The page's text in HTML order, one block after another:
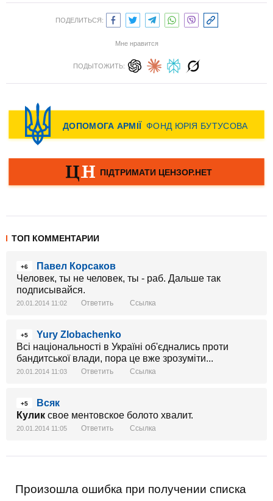
ПОДЕЛИТЬСЯ:
Мне нравится
ПОДЫТОЖИТЬ:
ТОП КОММЕНТАРИИ
+6
Павел Корсаков
Человек, ты не человек, ты - раб. Дальше так
подписывайся.
20.01.2014 11:02 Ответить Ссылка
+5
Yury Zlobachenko
Всі національності в Україні об'єднались проти
бандитської влади, пора це вже зрозуміти...
20.01.2014 11:03 Ответить Ссылка
+5
Всяк
Кулик свое ментовское болото хвалит.
20.01.2014 11:05 Ответить Ссылка
Произошла ошибка при получении списка